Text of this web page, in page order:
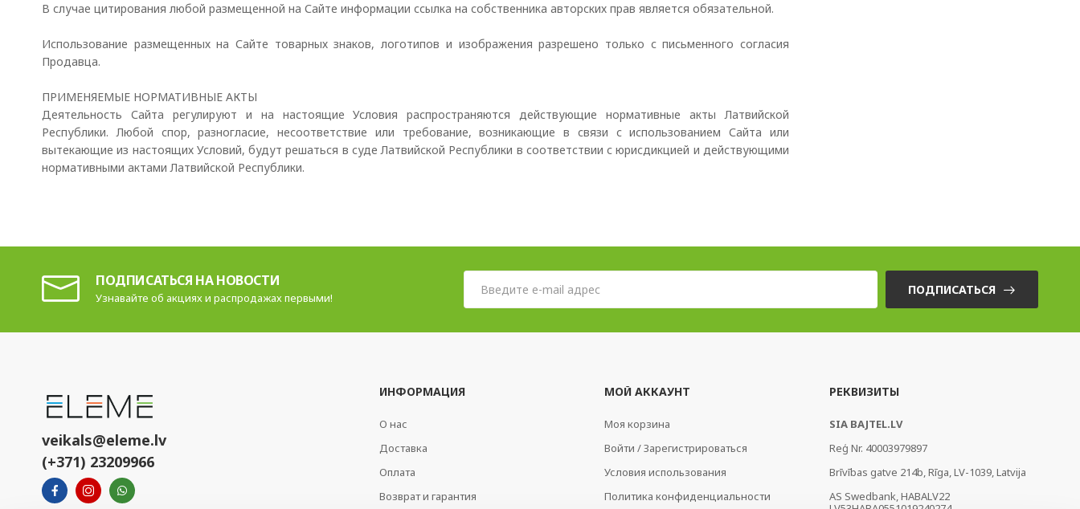
В случае цитирования любой размещенной на Сайте информации ссылка на собственника авторских прав является обязательной.
Использование размещенных на Сайте товарных знаков, логотипов и изображения разрешено только с письменного согласия
Продавца.
ПРИМЕНЯЕМЫЕ НОРМАТИВНЫЕ АКТЫ
Деятельность Сайта регулируют и на настоящие Условия распространяются действующие нормативные акты Латвийской
Республики. Любой спор, разногласие, несоответствие или требование, возникающие в связи с использованием Сайта или
вытекающие из настоящих Условий, будут решаться в суде Латвийской Республики в соответствии с юрисдикцией и действующими
нормативными актами Латвийской Республики.
ПОДПИСАТЬСЯ НА НОВОСТИ
Узнавайте об акциях и распродажах первыми!
ПОДПИСАТЬСЯ
veikals@eleme.lv
(+371) 23209966
ИНФОРМАЦИЯ
О нас
Доставка
Оплата
Возврат и гарантия
МОЙ АККАУНТ
Моя корзина
Войти / Зарегистрироваться
Условия использования
Политика конфиденциальности
РЕКВИЗИТЫ
SIA BAJTEL.LV
Reģ Nr. 40003979897
Brīvības gatve 214b, Rīga, LV-1039, Latvija
AS Swedbank, HABALV22